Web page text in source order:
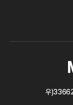
우)33662